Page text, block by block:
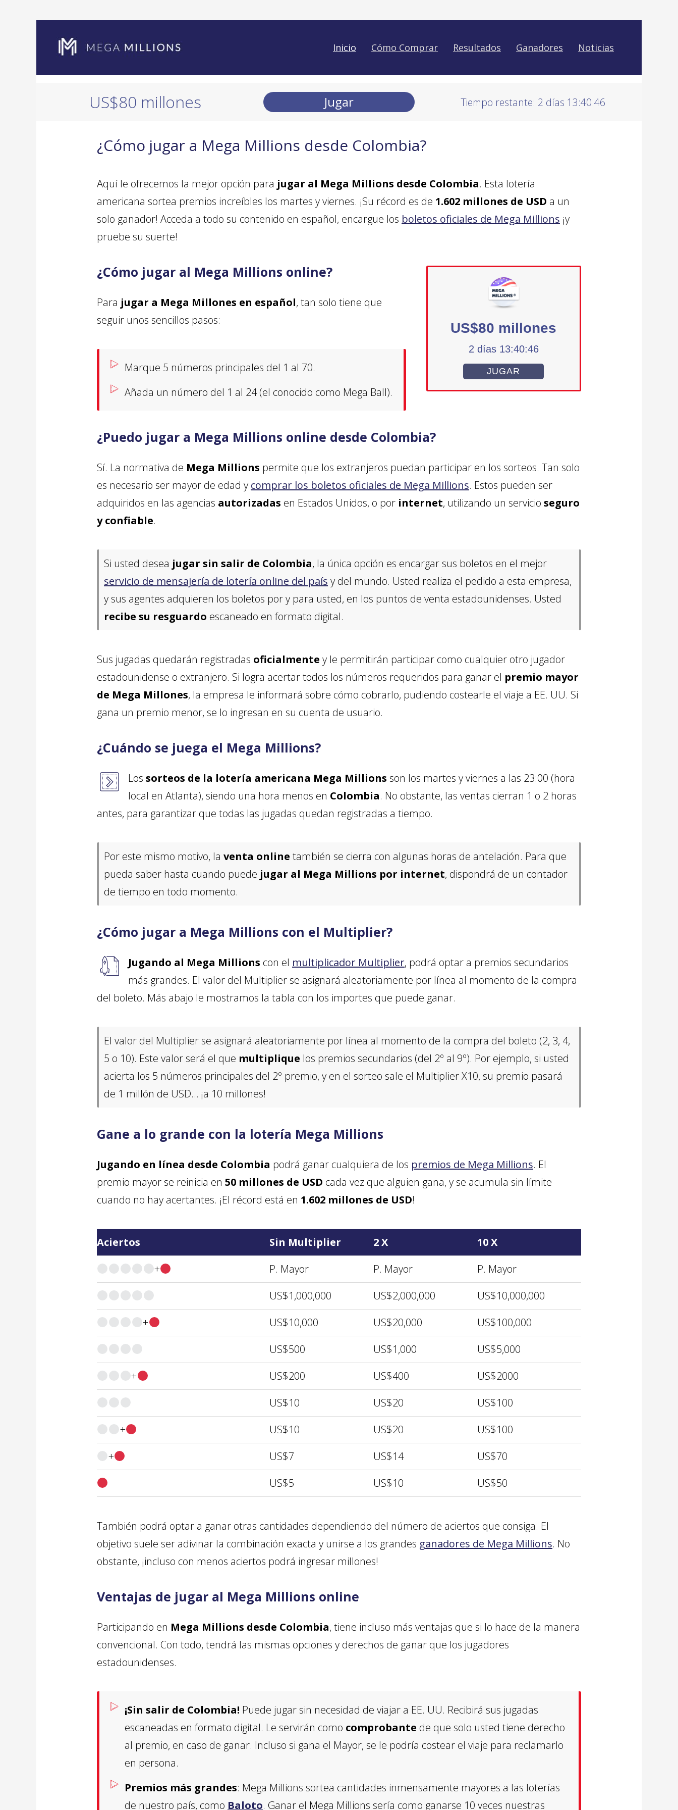
Inicio Cómo Comprar Resultados Ganadores Noticias
US$80 millones Jugar Tiempo restante: 2 días 13:40:45
¿Cómo jugar a Mega Millions desde Colombia?
Aquí le ofrecemos la mejor opción para jugar al Mega Millions desde Colombia. Esta lotería
americana sortea premios increíbles los martes y viernes. ¡Su récord es de 1.602 millones de USD a un
solo ganador! Acceda a todo su contenido en español, encargue los boletos oficiales de Mega Millions ¡y
pruebe su suerte!
¿Cómo jugar al Mega Millions online?
Para jugar a Mega Millones en español, tan solo tiene que
seguir unos sencillos pasos:
Marque 5 números principales del 1 al 70.
Añada un número del 1 al 24 (el conocido como Mega Ball).
US$80 millones
2 días 13:40:45
JUGAR
¿Puedo jugar a Mega Millions online desde Colombia?
Sí. La normativa de Mega Millions permite que los extranjeros puedan participar en los sorteos. Tan solo
es necesario ser mayor de edad y comprar los boletos oficiales de Mega Millions. Estos pueden ser
adquiridos en las agencias autorizadas en Estados Unidos, o por internet, utilizando un servicio seguro
y confiable.
Si usted desea jugar sin salir de Colombia, la única opción es encargar sus boletos en el mejor
servicio de mensajería de lotería online del país y del mundo. Usted realiza el pedido a esta empresa,
y sus agentes adquieren los boletos por y para usted, en los puntos de venta estadounidenses. Usted
recibe su resguardo escaneado en formato digital.
Sus jugadas quedarán registradas oficialmente y le permitirán participar como cualquier otro jugador
estadounidense o extranjero. Si logra acertar todos los números requeridos para ganar el premio mayor
de Mega Millones, la empresa le informará sobre cómo cobrarlo, pudiendo costearle el viaje a EE. UU. Si
gana un premio menor, se lo ingresan en su cuenta de usuario.
¿Cuándo se juega el Mega Millions?
Los sorteos de la lotería americana Mega Millions son los martes y viernes a las 23:00 (hora
local en Atlanta), siendo una hora menos en Colombia. No obstante, las ventas cierran 1 o 2 horas
antes, para garantizar que todas las jugadas quedan registradas a tiempo.
Por este mismo motivo, la venta online también se cierra con algunas horas de antelación. Para que
pueda saber hasta cuando puede jugar al Mega Millions por internet, dispondrá de un contador
de tiempo en todo momento.
¿Cómo jugar a Mega Millions con el Multiplier?
Jugando al Mega Millions con el multiplicador Multiplier, podrá optar a premios secundarios
más grandes. El valor del Multiplier se asignará aleatoriamente por línea al momento de la compra
del boleto. Más abajo le mostramos la tabla con los importes que puede ganar.
El valor del Multiplier se asignará aleatoriamente por línea al momento de la compra del boleto (2, 3, 4,
5 o 10). Este valor será el que multiplique los premios secundarios (del 2º al 9º). Por ejemplo, si usted
acierta los 5 números principales del 2º premio, y en el sorteo sale el Multiplier X10, su premio pasará
de 1 millón de USD… ¡a 10 millones!
Gane a lo grande con la lotería Mega Millions
Jugando en línea desde Colombia podrá ganar cualquiera de los premios de Mega Millions. El
premio mayor se reinicia en 50 millones de USD cada vez que alguien gana, y se acumula sin límite
cuando no hay acertantes. ¡El récord está en 1.602 millones de USD!
Aciertos Sin Multiplier 2 X
10 X
+
P. Mayor P. Mayor
P. Mayor
US$1,000,000
US$2,000,000
US$10,000,000
+
US$10,000 US$20,000
US$100,000
US$500
US$1,000
US$5,000
+
US$200 US$400
US$2000
US$10
US$20
US$100
+
US$10 US$20
US$100
+
US$7 US$14
US$70
US$5
US$10 US$50
También podrá optar a ganar otras cantidades dependiendo del número de aciertos que consiga. El
objetivo suele ser adivinar la combinación exacta y unirse a los grandes ganadores de Mega Millions. No
obstante, ¡incluso con menos aciertos podrá ingresar millones!
Ventajas de jugar al Mega Millions online
Participando en Mega Millions desde Colombia, tiene incluso más ventajas que si lo hace de la manera
convencional. Con todo, tendrá las mismas opciones y derechos de ganar que los jugadores
estadounidenses.
¡Sin salir de Colombia! Puede jugar sin necesidad de viajar a EE. UU. Recibirá sus jugadas
escaneadas en formato digital. Le servirán como comprobante de que solo usted tiene derecho
al premio, en caso de ganar. Incluso si gana el Mayor, se le podría costear el viaje para reclamarlo
en persona.
Premios más grandes: Mega Millions sortea cantidades inmensamente mayores a las loterías
de nuestro país, como Baloto. Ganar el Mega Millions sería como ganarse 10 veces nuestras